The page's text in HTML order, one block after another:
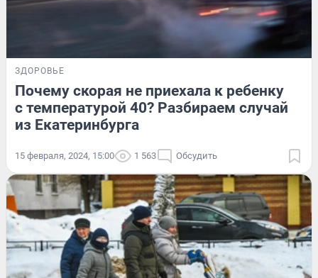
ЗДОРОВЬЕ
Почему скорая не приехала к ребенку
с температурой 40? Разбираем случай
из Екатеринбурга
15 февраля, 2024, 15:00 1 563 Обсудить